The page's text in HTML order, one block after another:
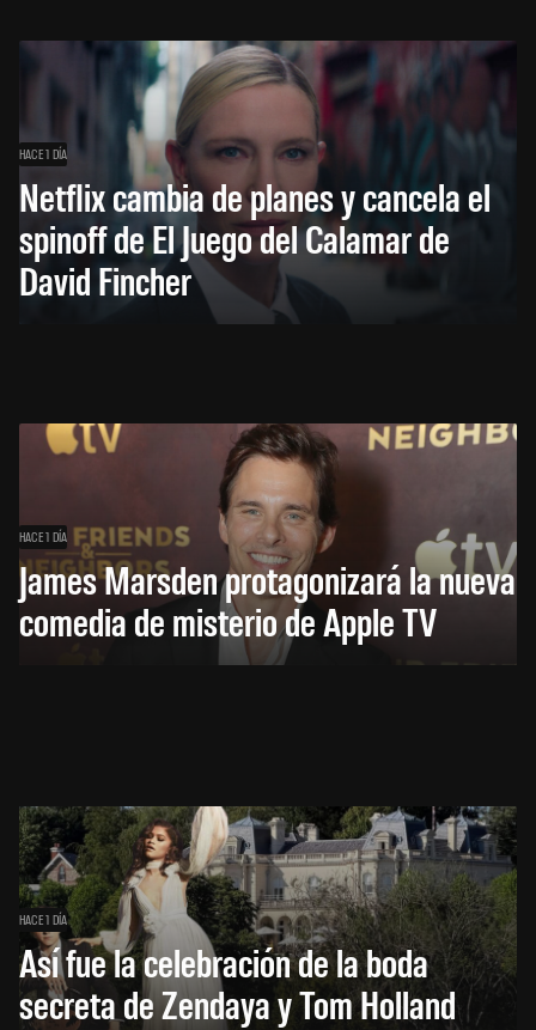
HACE 1 DÍA
Netflix cambia de planes y cancela el
spinoff de El Juego del Calamar de
David Fincher
HACE 1 DÍA
James Marsden protagonizará la nueva
comedia de misterio de Apple TV
HACE 1 DÍA
Así fue la celebración de la boda
secreta de Zendaya y Tom Holland